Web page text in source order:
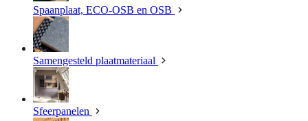
Spaanplaat, ECO-OSB en OSB
Samengesteld plaatmateriaal
Sfeerpanelen